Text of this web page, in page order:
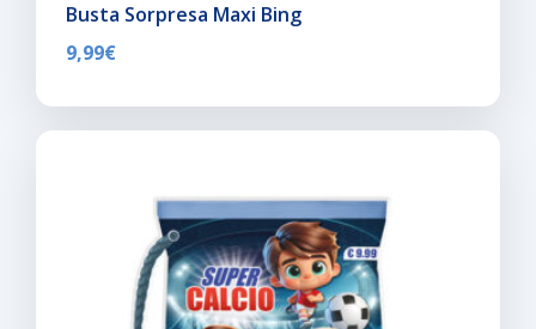
Busta Sorpresa Maxi Bing
9,99€